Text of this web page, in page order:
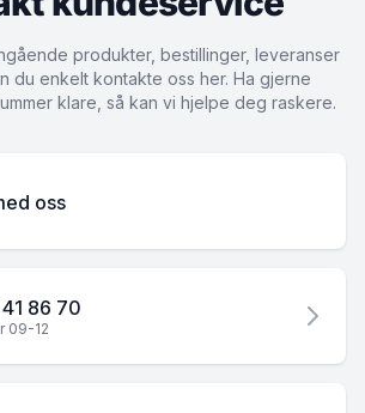
produkter, bestillinger, leveranser
du enkelt kontakte oss her. Ha gjerne
klare, så kan vi hjelpe deg raskere.
oss
86 70
09-12